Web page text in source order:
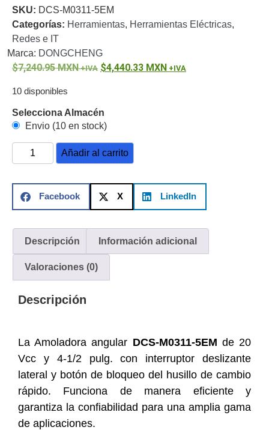
o
RefaccionesProbadores
de
VideoTransceptores
de Video
Conectores
Adaptador
a
Coaxial y
Conectores
Cables
Armados -
5eFibra
ÓpticaPara
Alimentación
y
ElectricidadRG59
/ DVI /
HDMI
Cámaras
IP y NVRs
Ambientes
Salinos
(Anticorrosión)
SKU: DCS-M0311-5EM
Categorías: Herramientas, Herramientas Eléctricas,
Redes e IT
Marca: DONGCHENG
7,240.95MXN 4,440.33 MXN
10 disponibles
Selecciona Almacén
Envio (10 en stock)
Añadir al carrito
Facebook X LinkedIn
Descripción Información adicional
Valoraciones (0)
Descripción
La Amoladora angular DCS-M0311-5EM de 20
Vcc y 4-1/2 pulg. con interruptor deslizante
lateral y botón de bloqueo del husillo de cambio
rápido. Funciona de manera eficiente y
garantiza la confiabilidad para una amplia gama
de aplicaciones.